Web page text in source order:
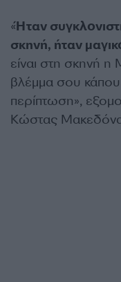
«Ήταν
σκηνή, ήταν
είναι στη σκηνή η
βλέμμα σου
περίπτωση»,
Κώστας